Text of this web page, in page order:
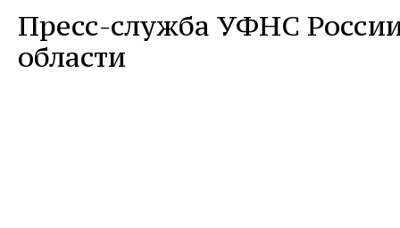
Пресс-служба УФНС
области